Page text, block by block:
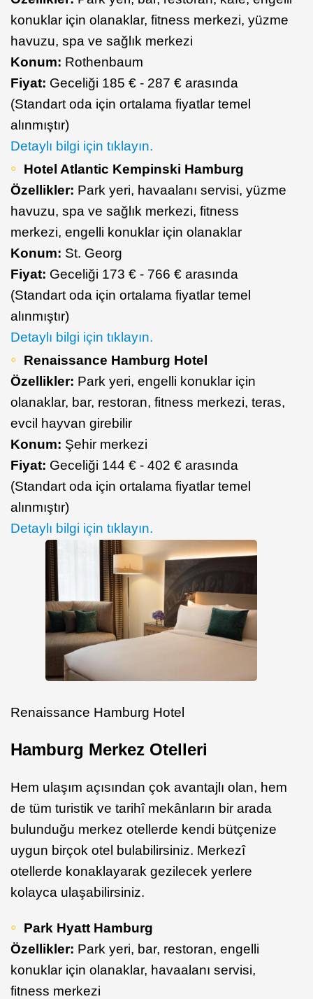
konuklar için olanaklar, fitness merkezi, yüzme
havuzu, spa ve sağlık merkezi
Konum: Rothenbaum
Fiyat: Geceliği 185 € - 287 € arasında
(Standart oda için ortalama fiyatlar temel
alınmıştır)
Detaylı bilgi için tıklayın.
Hotel Atlantic Kempinski Hamburg
Özellikler: Park yeri, havaalanı servisi, yüzme
havuzu, spa ve sağlık merkezi, fitness
merkezi, engelli konuklar için olanaklar
Konum: St. Georg
Fiyat: Geceliği 173 € - 766 € arasında
(Standart oda için ortalama fiyatlar temel
alınmıştır)
Detaylı bilgi için tıklayın.
Renaissance Hamburg Hotel
Özellikler: Park yeri, engelli konuklar için
olanaklar, bar, restoran, fitness merkezi, teras,
evcil hayvan girebilir
Konum: Şehir merkezi
Fiyat: Geceliği 144 € - 402 € arasında
(Standart oda için ortalama fiyatlar temel
alınmıştır)
Detaylı bilgi için tıklayın.
Renaissance Hamburg Hotel
Hamburg Merkez Otelleri
Hem ulaşım açısından çok avantajlı olan, hem
de tüm turistik ve tarihî mekânların bir arada
bulunduğu merkez otellerde kendi bütçenize
uygun birçok otel bulabilirsiniz. Merkezî
otellerde konaklayarak gezilecek yerlere
kolayca ulaşabilirsiniz.
Park Hyatt Hamburg
Özellikler: Park yeri, bar, restoran, engelli
konuklar için olanaklar, havaalanı servisi,
fitness merkezi